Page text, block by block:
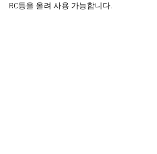
RC등을 올려 사용 가능합니다.